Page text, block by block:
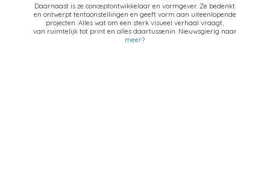
Daarnaast is ze conceptontwikkelaar en vormgever. Ze bedenkt
en ontwerpt tentoonstellingen en geeft vorm aan uiteenlopende
projecten. Alles wat om een sterk visueel verhaal vraagt,
van ruimtelijk tot print en alles daartussenin. Nieuwsgierig naar
meer?